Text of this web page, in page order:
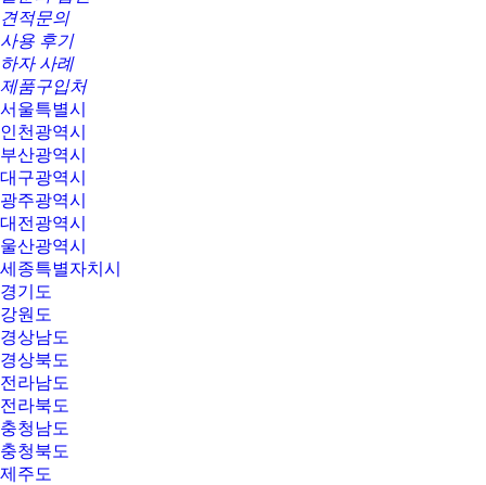
견적문의
사용 후기
하자 사례
제품구입처
서울특별시
인천광역시
부산광역시
대구광역시
광주광역시
대전광역시
울산광역시
세종특별자치시
경기도
강원도
경상남도
경상북도
전라남도
전라북도
충청남도
충청북도
제주도